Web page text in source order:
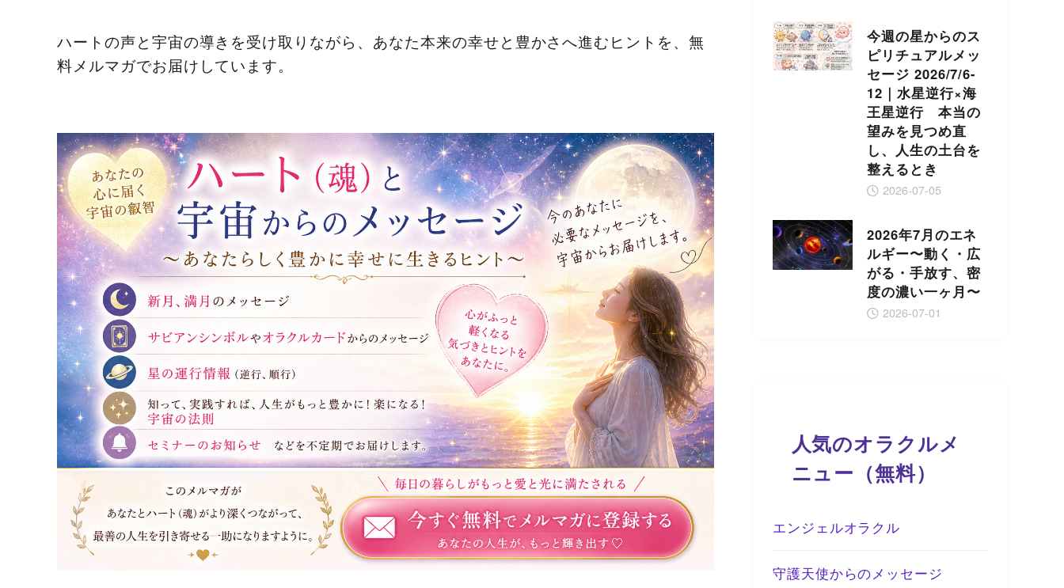
ハートの声と宇宙の導きを受け取りながら、あなた本来の幸せと豊かさへ進むヒントを、無
料メルマガでお届けしています。
今週の星からのス
ピリチュアルメッ
セージ 2026/7/6-
12｜水星逆行×海
王星逆行 本当の
望みを見つめ直
し、人生の土台を
整えるとき
2026-07-05
2026年7月のエネ
ルギー〜動く・広
がる・手放す、密
度の濃い一ヶ月〜
2026-07-01
人気のオラクルメ
ニュー（無料）
エンジェルオラクル
守護天使からのメッセージ